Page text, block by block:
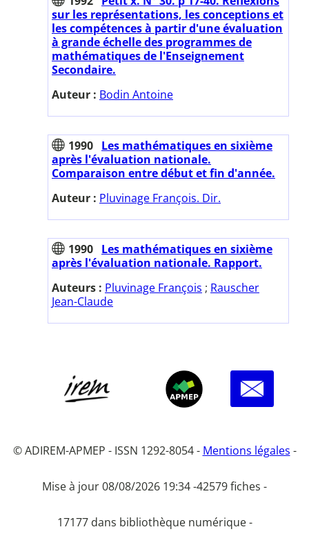
sur les représentations, les conceptions et
les compétences à partir d'une évaluation
à grande échelle des programmes de
mathématiques de l'Enseignement
Secondaire.
Auteur : Bodin Antoine
1990 Les mathématiques en sixième
après l'évaluation nationale.
Comparaison entre début et fin d'année.
Auteur : Pluvinage François. Dir.
1990 Les mathématiques en sixième
après l'évaluation nationale. Rapport.
Auteurs : Pluvinage François ; Rauscher
Jean-Claude
© ADIREM-APMEP - ISSN 1292-8054 - Mentions légales -
Mise à jour 08/08/2026 19:34 -42579 fiches -
17177 dans bibliothèque numérique -